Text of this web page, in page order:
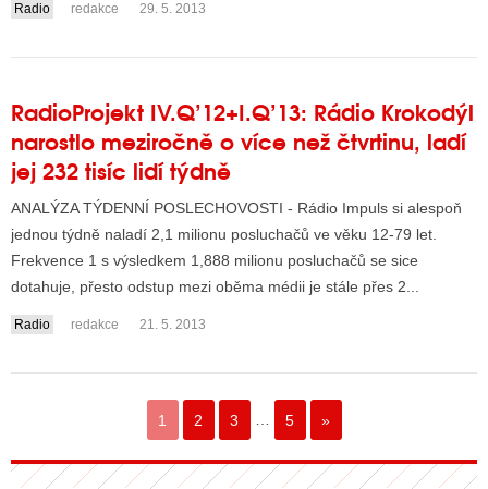
Radio redakce 29. 5. 2013
RadioProjekt IV.Q’12+I.Q’13: Rádio Krokodýl
narostlo meziročně o více než čtvrtinu, ladí
jej 232 tisíc lidí týdně
ANALÝZA TÝDENNÍ POSLECHOVOSTI - Rádio Impuls si alespoň
jednou týdně naladí 2,1 milionu posluchačů ve věku 12-79 let.
Frekvence 1 s výsledkem 1,888 milionu posluchačů se sice
dotahuje, přesto odstup mezi oběma médii je stále přes 2...
Radio redakce 21. 5. 2013
1 2 3 5 »